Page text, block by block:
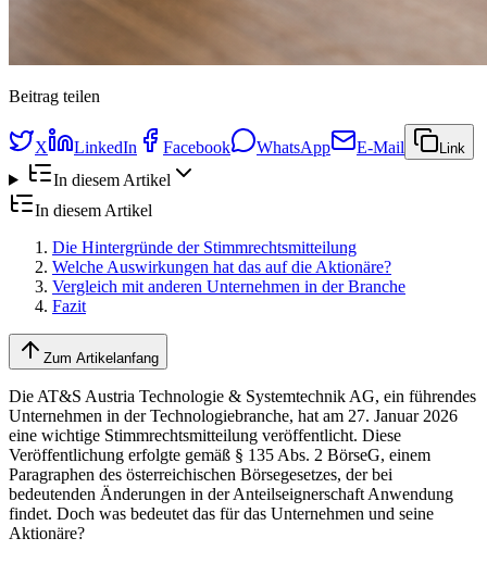
Beitrag teilen
X LinkedIn Facebook WhatsApp E-Mail Link
In diesem Artikel
In diesem Artikel
Die Hintergründe der Stimmrechtsmitteilung
Welche Auswirkungen hat das auf die Aktionäre?
Vergleich mit anderen Unternehmen in der Branche
Fazit
Zum Artikelanfang
Die AT&S Austria Technologie & Systemtechnik AG, ein führendes
Unternehmen in der Technologiebranche, hat am 27. Januar 2026
eine wichtige Stimmrechtsmitteilung veröffentlicht. Diese
Veröffentlichung erfolgte gemäß § 135 Abs. 2 BörseG, einem
Paragraphen des österreichischen Börsegesetzes, der bei
bedeutenden Änderungen in der Anteilseignerschaft Anwendung
findet. Doch was bedeutet das für das Unternehmen und seine
Aktionäre?